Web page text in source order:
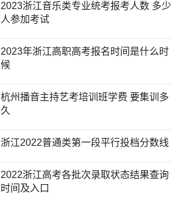
2023浙江音乐类专业统考报考人数 多少
人参加考试
2023年浙江高职高考报名时间是什么时
候
杭州播音主持艺考培训班学费 要集训多
久
浙江2022普通类第一段平行投档分数线
2022浙江高考各批次录取状态结果查询
时间及入口